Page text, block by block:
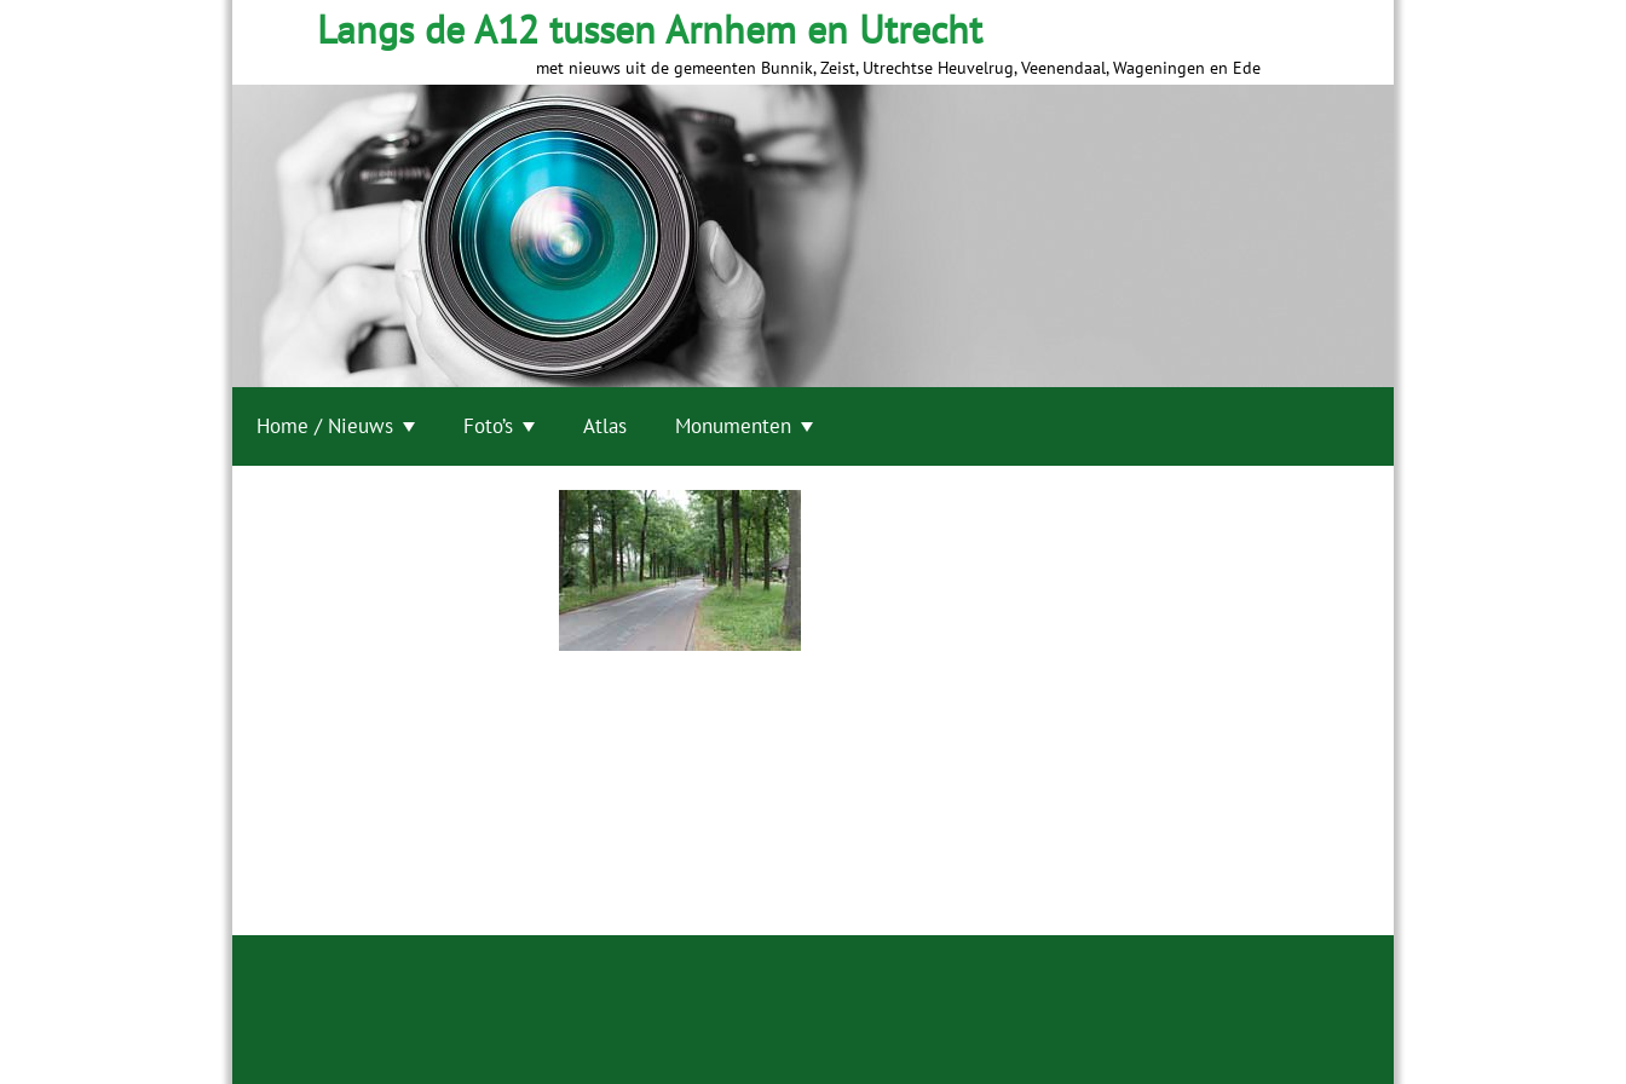
Langs de A12 tussen Arnhem en Utrecht
met nieuws uit de gemeenten Bunnik, Zeist, Utrechtse Heuvelrug, Veenendaal, Wageningen en Ede
Home / Nieuws Foto’s Atlas Monumenten